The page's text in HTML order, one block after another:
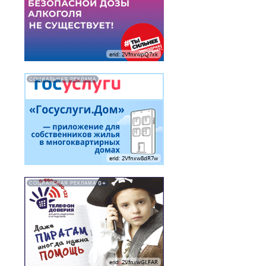
erid: 2VfnxwpQ7xk
СОЦИАЛЬНАЯ РЕКЛАМА
erid: 2Vfnxw8dR7w
СОЦИАЛЬНАЯ РЕКЛАМА 0+
erid: 2VfnxwGLFAR